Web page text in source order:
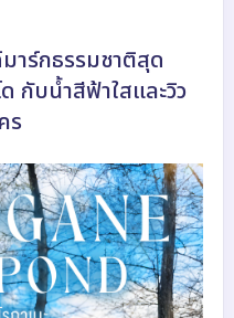
าร์กธรรมชาติสุด
กับน้ำสีฟ้าใสและวิว
ร